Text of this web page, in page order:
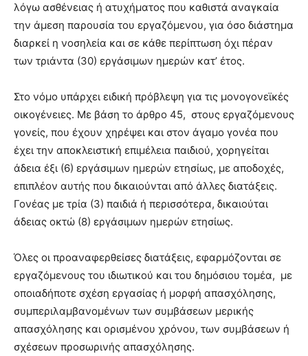
λόγω ασθένειας ή ατυχήματος που καθιστά αναγκαία
την άμεση παρουσία του εργαζόμενου, για όσο διάστημα
διαρκεί η νοσηλεία και σε κάθε περίπτωση όχι πέραν
των τριάντα (30) εργάσιμων ημερών κατ’ έτος.
Στο νόμο υπάρχει ειδική πρόβλεψη για τις μονογονεϊκές
οικογένειες. Με βάση το άρθρο 45, στους εργαζόμενους
γονείς, που έχουν χηρέψει και στον άγαμο γονέα που
έχει την αποκλειστική επιμέλεια παιδιού, χορηγείται
άδεια έξι (6) εργάσιμων ημερών ετησίως, με αποδοχές,
επιπλέον αυτής που δικαιούνται από άλλες διατάξεις.
Γονέας με τρία (3) παιδιά ή περισσότερα, δικαιούται
άδειας οκτώ (8) εργάσιμων ημερών ετησίως.
Όλες οι προαναφερθείσες διατάξεις, εφαρμόζονται σε
εργαζόμενους του ιδιωτικού και του δημόσιου τομέα, με
οποιαδήποτε σχέση εργασίας ή μορφή απασχόλησης,
συμπεριλαμβανομένων των συμβάσεων μερικής
απασχόλησης και ορισμένου χρόνου, των συμβάσεων ή
σχέσεων προσωρινής απασχόλησης.